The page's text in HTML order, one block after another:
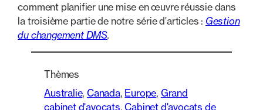
comment planifier une mise en œuvre réussie dans
la troisième partie de notre série d'articles : Gestion
du changement DMS.
Thèmes
Australie, Canada, Europe, Grand
cabinet d'avocats, Cabinet d'avocats de